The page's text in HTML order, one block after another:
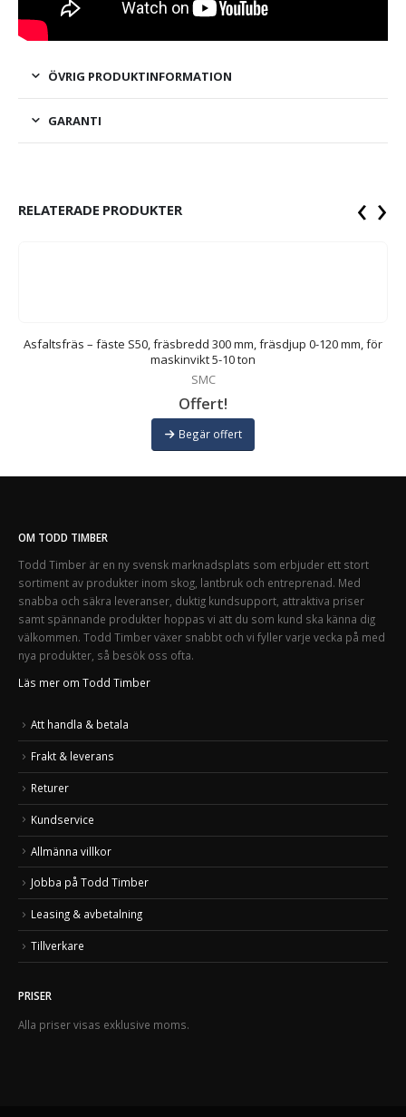
ÖVRIG PRODUKTINFORMATION
GARANTI
RELATERADE PRODUKTER
Asfaltsfräs – fäste S50, fräsbredd 300 mm, fräsdjup 0-120 mm, för
maskinvikt 5-10 ton
SMC
Offert!
Begär offert
‹ ›
OM TODD TIMBER
Todd Timber är en ny svensk marknadsplats som erbjuder ett stort
sortiment av produkter inom skog, lantbruk och entreprenad. Med
snabba och säkra leveranser, duktig kundsupport, attraktiva priser
samt spännande produkter hoppas vi att du som kund ska känna dig
välkommen. Todd Timber växer snabbt och vi fyller varje vecka på med
nya produkter, så besök oss ofta.
Läs mer om Todd Timber
Att handla & betala
Frakt & leverans
Returer
Kundservice
Allmänna villkor
Jobba på Todd Timber
Leasing & avbetalning
Tillverkare
PRISER
Alla priser visas exklusive moms.